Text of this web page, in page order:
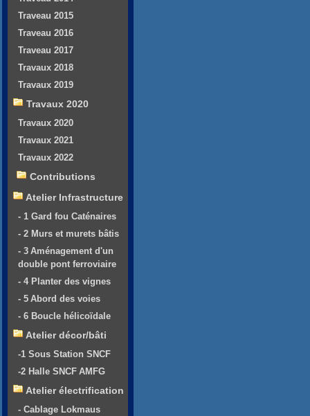
Traveau 2015
Traveau 2016
Traveau 2017
Travaux 2018
Travaux 2019
Travaux 2020
Travaux 2020
Travaux 2021
Travaux 2022
Contributions
Atelier Infrastructure
- 1 Gard fou Caténaires
- 2 Murs et murets bâtis
- 3 Aménagement d'un
double pont ferroviaire
- 4 Planter des vignes
- 5 Abord des voies
- 6 Boucle hélicoïdale
Atelier décor/bâti
-1 Sous Station SNCF
-2 Halle SNCF AMFG
Atelier électrification
- Cablage Lokmaus